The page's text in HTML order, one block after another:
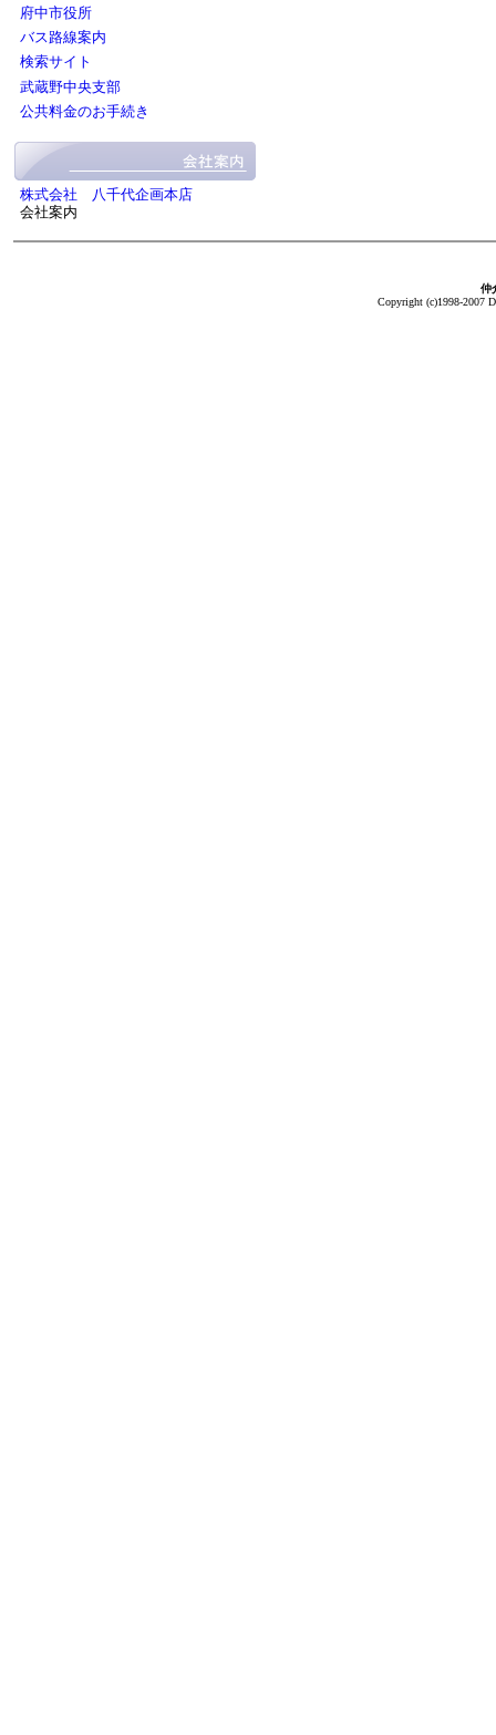
府中市役所
バス路線案内
検索サイト
武蔵野中央支部
公共料金のお手続き
株式会社 八千代企画本店
会社案内
仲
Copyright (c)1998-2007